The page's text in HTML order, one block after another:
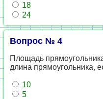
18
24
Вопрос № 4
Площадь
длина прямоугольника,
10
5